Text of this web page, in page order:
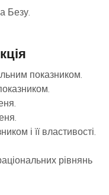
Безу.
показником.
і її властивості.
рівнянь